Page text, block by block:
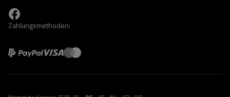
Zahlungsmethoden: